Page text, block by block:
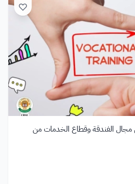
مجال الفندقة وقطاع الخدمات من